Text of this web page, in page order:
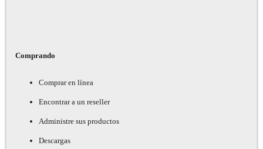
Comprando
Comprar en línea
Encontrar a un reseller
Administre sus productos
Descargas